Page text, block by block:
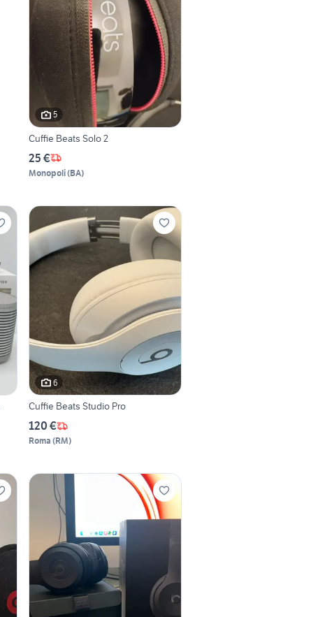
5
Cuffie Beats Solo 2
25 €
Monopoli(BA)
6
Cuffie Beats Studio Pro
120 €
Roma (RM)